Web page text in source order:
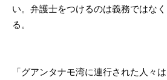
い。弁護士をつけるのは義務ではな
る。
「グアンタナモ湾に連行された人々